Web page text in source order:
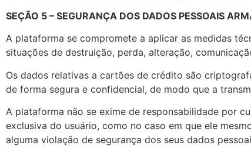
SEÇÃO 5 – SEGURANÇA DOS DADOS PESSOAIS
A plataforma se compromete a aplicar as medidas
situações de destruição, perda, alteração,
Os dados relativas a cartões de crédito são
de forma segura e confidencial, de modo que a
A plataforma não se exime de responsabilidade por
exclusiva do usuário, como no caso em que ele
alguma violação de segurança dos seus dados